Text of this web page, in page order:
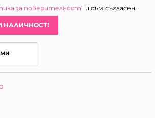
за поверителност“ и съм съгласен.
НАЛИЧНОСТ!